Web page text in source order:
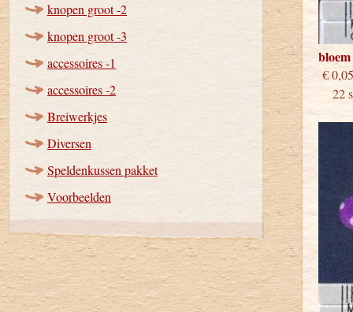
knopen groot -2
knopen groot -3
accessoires -1
accessoires -2
Breiwerkjes
Diversen
Speldenkussen pakket
Voorbeelden
22